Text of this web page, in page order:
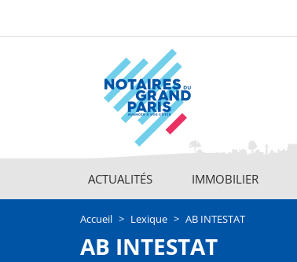
contenu
navigation
ACTUALITÉS IMMOBILIER
Accueil Lexique AB INTESTAT
AB INTESTAT